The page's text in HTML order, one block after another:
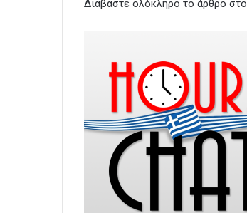
Διαβάστε ολόκληρο το άρθρο στο